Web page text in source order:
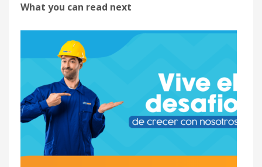
What you can read next